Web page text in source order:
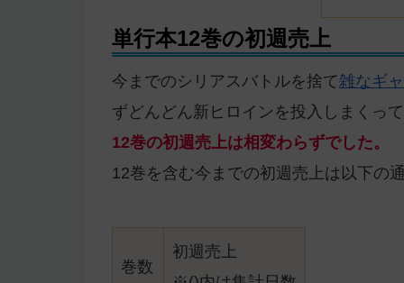
単行本12巻の初週売上
今までのシリアスバトルを捨て雑なギ
ずどんどん新ヒロインを投入しまくっ
12巻の初週売上は相変わらずでした。
12巻を含む今までの初週売上は以下の
巻数
初週売上